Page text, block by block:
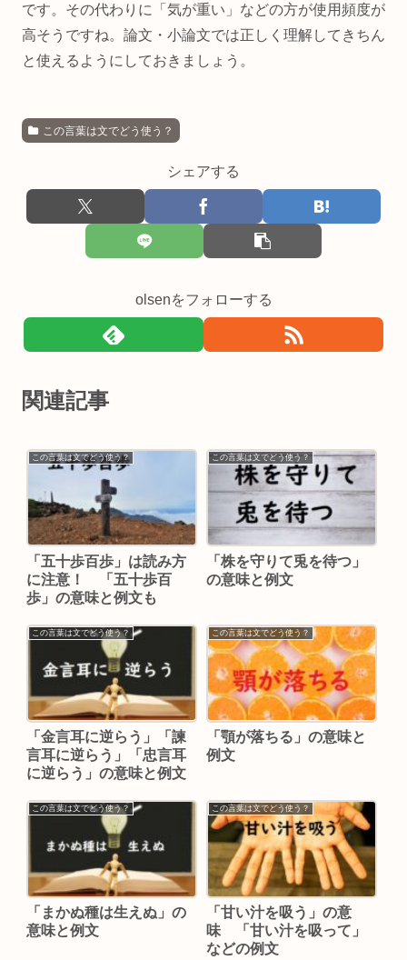
です。その代わりに「気が重い」などの方が使用頻度が
高そうですね。論文・小論文では正しく理解してきちん
と使えるようにしておきましょう。
この言葉は文でどう使う？
シェアする
olsenをフォローする
関連記事
この言葉は文でどう使う？
「五十歩百歩」は読み方
に注意！ 「五十歩百
歩」の意味と例文も
この言葉は文でどう使う？
「株を守りて兎を待つ」
の意味と例文
この言葉は文でどう使う？
「金言耳に逆らう」「諫
言耳に逆らう」「忠言耳
に逆らう」の意味と例文
この言葉は文でどう使う？
「顎が落ちる」の意味と
例文
この言葉は文でどう使う？
「まかぬ種は生えぬ」の
意味と例文
この言葉は文でどう使う？
「甘い汁を吸う」の意
味 「甘い汁を吸って」
などの例文